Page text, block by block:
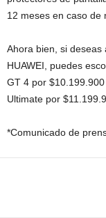
12 meses en caso de
Ahora bien, si deseas
HUAWEI, puedes
GT 4 por $10.199.900
Ultimate por
*Comunicado de